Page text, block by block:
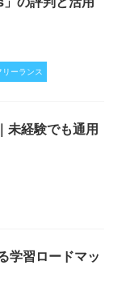
リーランス
未経験でも通用
学習ロードマッ